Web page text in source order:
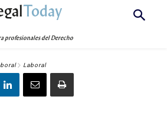
Today
profesionales del Derecho
Laboral